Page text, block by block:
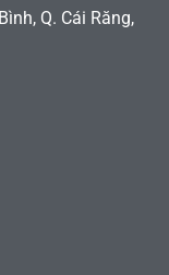
Q. Cái Răng,